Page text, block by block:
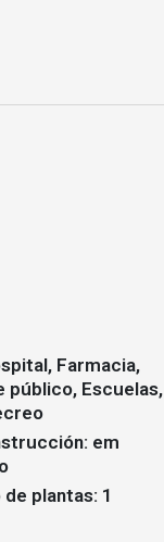
Farmacia,
público, Escuelas,
plantas: 1